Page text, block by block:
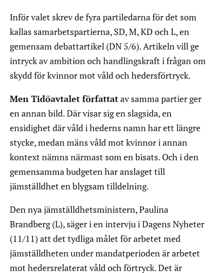
Inför valet skrev de fyra partiledarna för det som
kallas samarbetspartierna, SD, M, KD och L, en
gemensam debattartikel (DN 5/6). Artikeln vill ge
intryck av ambition och handlingskraft i frågan om
skydd för kvinnor mot våld och hedersförtryck.
Men Tidöavtalet författatav samma partier ger
en annan bild. Där visar sig en slagsida, en
ensidighet där våld i hederns namn har ett längre
stycke, medan mäns våld mot kvinnor i annan
kontext nämns närmast som en bisats. Och i den
gemensamma budgeten har anslaget till
jämställdhet en blygsam tilldelning.
Den nya jämställdhetsministern, Paulina
Brandberg (L), säger i en intervju i Dagens Nyheter
(11/11) att det tydliga målet för arbetet med
jämställdheten under mandatperioden är arbetet
mot hedersrelaterat våld och förtryck. Det är